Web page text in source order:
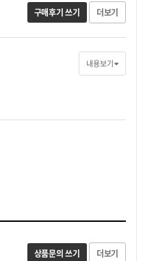
구매후기 쓰기 더보기
내용보기
상품문의 쓰기 더보기